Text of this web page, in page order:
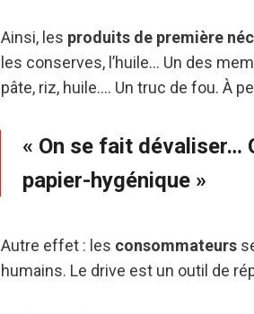
Ainsi, les produits de première
les conserves, l’huile… Un des
pâte, riz, huile…. Un truc de fou. À
« On se fait dévaliser…
papier-hygénique »
Autre effet : les consommateurs
humains. Le drive est un outil de